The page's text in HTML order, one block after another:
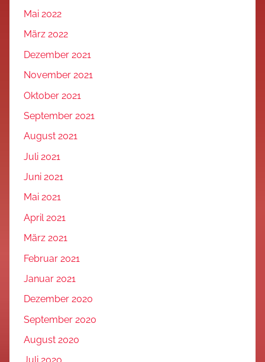
Mai 2022
März 2022
Dezember 2021
November 2021
Oktober 2021
September 2021
August 2021
Juli 2021
Juni 2021
Mai 2021
April 2021
März 2021
Februar 2021
Januar 2021
Dezember 2020
September 2020
August 2020